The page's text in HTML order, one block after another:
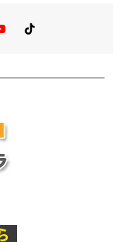
You TubeTikTok